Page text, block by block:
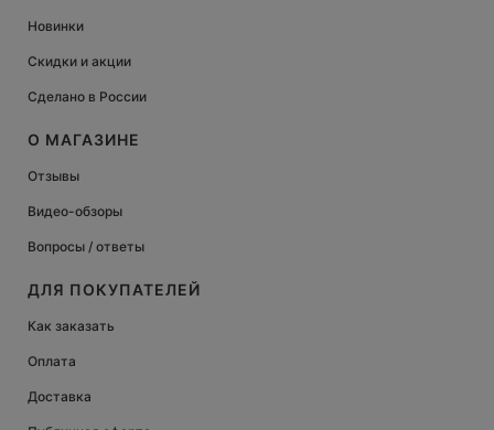
Новинки
Скидки и акции
Сделано в России
О МАГАЗИНЕ
Отзывы
Видео-обзоры
Вопросы / ответы
ДЛЯ ПОКУПАТЕЛЕЙ
Как заказать
Оплата
Доставка